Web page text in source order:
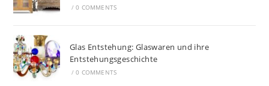
/ 0 COMMENTS
Glas Entstehung: Glaswaren und ihre
Entstehungsgeschichte
/ 0 COMMENTS